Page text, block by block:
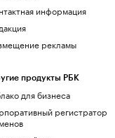
информация
рекламы
продукты РБК
для бизнеса
регистратор